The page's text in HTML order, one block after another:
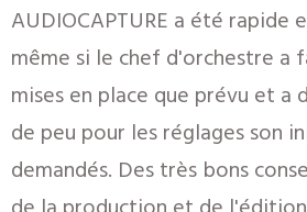
AUDIOCAPTURE a été rapide
même si le chef d'orchestre a
mises en place que prévu et a
de peu pour les réglages son
demandés. Des très bons